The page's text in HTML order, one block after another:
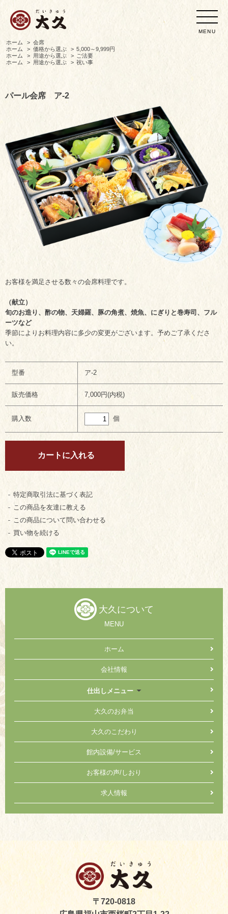
MENU
ホーム > 会席
ホーム
> 価格から選ぶ > 5,000～9,999円
ホーム
> 用途から選ぶ > ご法要
ホーム
> 用途から選ぶ > 祝い事
パール会席 ア-2
お客様を満足させる数々の会席料理です。
（献立）
旬のお造り、酢の物、天婦羅、豚の角煮、焼魚、にぎりと巻寿司、フル
ーツなど
季節によりお料理内容に多少の変更がございます。予めご了承くださ
い。
型番 ア-2
販売価格 7,000円(内税)
購入数 個
特定商取引法に基づく表記
この商品を友達に教える
この商品について問い合わせる
買い物を続ける
大久について
MENU
ホーム
会社情報
仕出しメニュー
大久のお弁当
大久のこだわり
館内設備/サービス
お客様の声/しおり
求人情報
〒720-0818